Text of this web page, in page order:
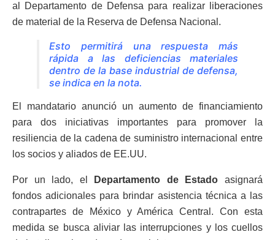
al Departamento de Defensa para realizar liberaciones
de material de la Reserva de Defensa Nacional.
Esto permitirá una respuesta más
rápida a las deficiencias materiales
dentro de la base industrial de defensa,
se indica en la nota.
El mandatario anunció un aumento de financiamiento
para dos iniciativas importantes para promover la
resiliencia de la cadena de suministro internacional entre
los socios y aliados de EE.UU.
Por un lado, el Departamento de Estado asignará
fondos adicionales para brindar asistencia técnica a las
contrapartes de México y América Central. Con esta
medida se busca aliviar las interrupciones y los cuellos